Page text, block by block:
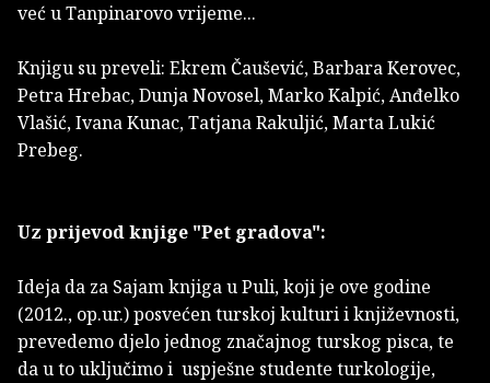
već u Tanpinarovo vrijeme...
Knjigu su preveli: Ekrem Čaušević, Barbara Kerovec,
Petra Hrebac, Dunja Novosel, Marko Kalpić, Anđelko
Vlašić, Ivana Kunac, Tatjana Rakuljić, Marta Lukić
Prebeg.
Uz prijevod knjige "Pet gradova":
Ideja da za Sajam knjiga u Puli, koji je ove godine
(2012., op.ur.) posvećen turskoj kulturi i književnosti,
prevedemo djelo jednog značajnog turskog pisca, te
da u to uključimo i uspješne studente turkologije,